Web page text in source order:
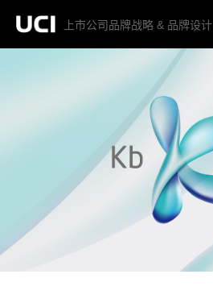
上市公司品牌战略 & 品牌设计